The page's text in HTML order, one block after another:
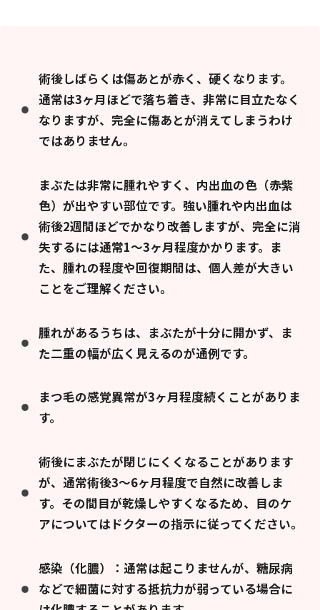
術後しばらくは傷あとが赤く、硬くなります。
通常は3ヶ月ほどで落ち着き、非常に目立たなく
なりますが、完全に傷あとが消えてしまうわけ
ではありません。
まぶたは非常に腫れやすく、内出血の色（赤紫
色）が出やすい部位です。強い腫れや内出血は
術後2週間ほどでかなり改善しますが、完全に消
失するには通常1〜3ヶ月程度かかります。ま
た、腫れの程度や回復期間は、個人差が大きい
ことをご理解ください。
腫れがあるうちは、まぶたが十分に開かず、ま
た二重の幅が広く見えるのが通例です。
まつ毛の感覚異常が3ヶ月程度続くことがありま
す。
術後にまぶたが閉じにくくなることがあります
が、通常術後3〜6ヶ月程度で自然に改善しま
す。その間目が乾燥しやすくなるため、目のケ
アについてはドクターの指示に従ってください。
感染（化膿）：通常は起こりませんが、糖尿病
などで細菌に対する抵抗力が弱っている場合に